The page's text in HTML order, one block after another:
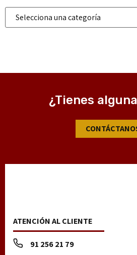
¿Tienes
ATENCIÓN AL CLIENTE
91 256 21 79